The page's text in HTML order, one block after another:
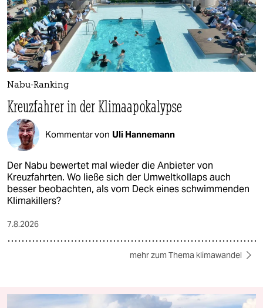
Nabu-Ranking
Kreuzfahrer in der Klimaapokalypse
Kommentar von Uli Hannemann
Der Nabu bewertet mal wieder die Anbieter von
Kreuzfahrten. Wo ließe sich der Umweltkollaps auch
besser beobachten, als vom Deck eines schwimmenden
Klimakillers?
7.8.2026
mehr zum Thema klimawandel